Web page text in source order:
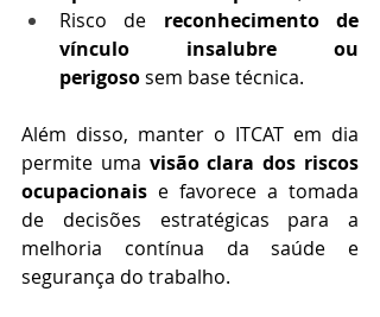
Risco de reconhecimento de
vínculo insalubre ou
perigoso sem base técnica.
Além disso, manter o ITCAT em dia
permite uma visão clara dos riscos
ocupacionais e favorece a tomada
de decisões estratégicas para a
melhoria contínua da saúde e
segurança do trabalho.